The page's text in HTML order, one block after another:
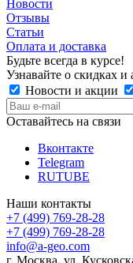
Новости
Отзывы
Статьи
Оплата и доставка
Будьте всегда в курсе!
Узнавайте о скидках
Новости и акции
Оставайтесь на связи
Вконтакте
Telegram
RUTUBE
Наши контакты
+7 (499) 769-28-28
+7 (499) 769-28-28
info@a-geo.com
г. Москва, ул.